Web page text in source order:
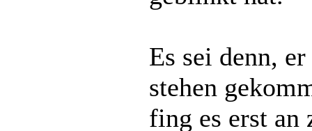
Es sei denn,
stehen
fing es erst an